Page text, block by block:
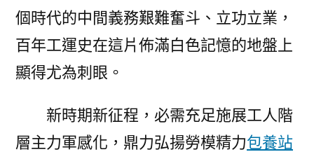
個時代的中間義務艱難奮斗、立功立業，
百年工運史在這片佈滿白色記憶的地盤上
顯得尤為刺眼。
新時期新征程，必需充足施展工人階
層主力軍感化，鼎力弘揚勞模精力包養站